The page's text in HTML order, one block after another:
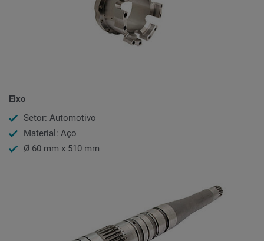
Eixo
Setor: Automotivo
Material: Aço
Ø 60 mm x 510 mm